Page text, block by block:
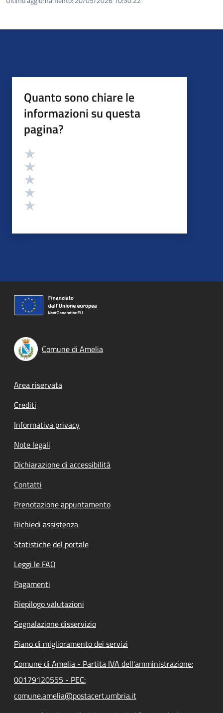
Quanto sono chiare le
informazioni su questa
pagina?
Valutazione
Comune di Amelia
Footer menu
Area riservata
Crediti
Informativa privacy
Note legali
Dichiarazione di accessibilità
Contatti
Prenotazione appuntamento
Richiedi assistenza
Statistiche del portale
Leggi le FAQ
Pagamenti
Riepilogo valutazioni
Segnalazione disservizio
Piano di miglioramento dei servizi
Comune di Amelia - Partita IVA dell'amministrazione:
00179120555 - PEC:
comune.amelia@postacert.umbria.it